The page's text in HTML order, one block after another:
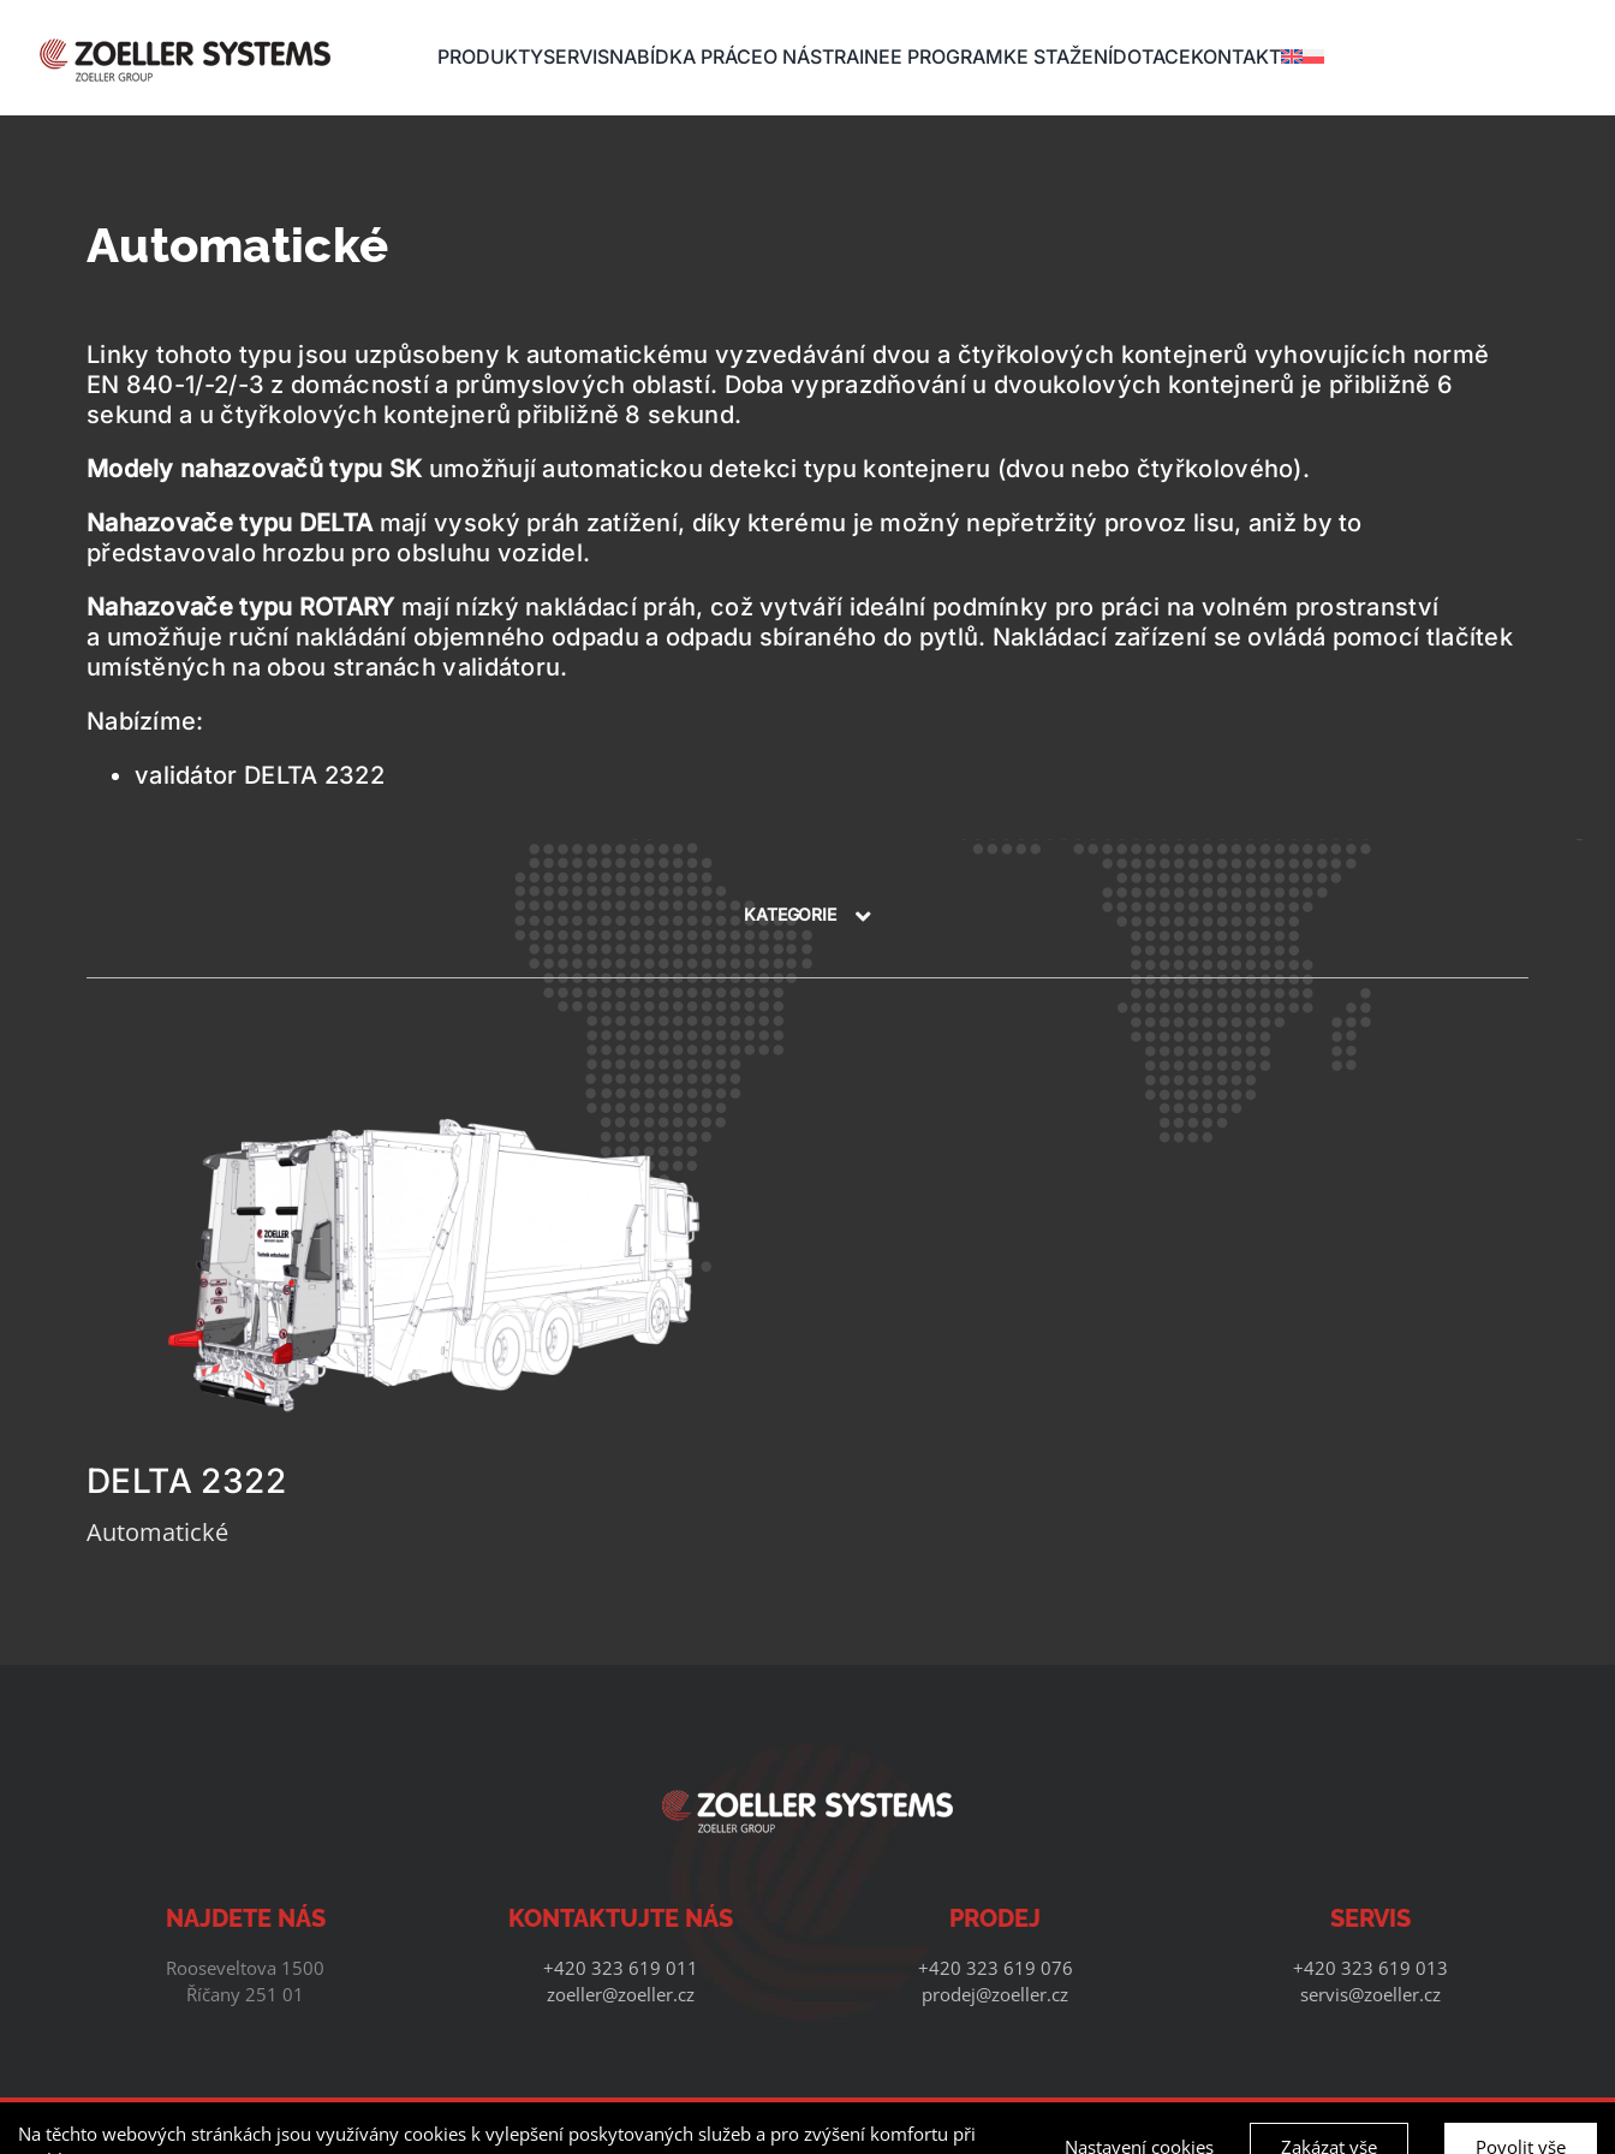
obsah
PRODUKTYSERVISNABÍDKA PRÁCEO NÁSTRAINEE PROGRAMKE STAŽENÍDOTACEKONTAKT
Automatické
Linky tohoto typu jsou uzpůsobeny k automatickému vyzvedávání dvou a čtyřkolových kontejnerů vyhovujících normě
EN 840-1/-2/-3 z domácností a průmyslových oblastí. Doba vyprazdňování u dvoukolových kontejnerů je přibližně 6
sekund a u čtyřkolových kontejnerů přibližně 8 sekund.
Modely nahazovačů typu SKumožňují automatickou detekci typu kontejneru (dvou nebo čtyřkolového).
Nahazovače typu DELTAmají vysoký práh zatížení, díky kterému je možný nepřetržitý provoz lisu, aniž by to
představovalo hrozbu pro obsluhu vozidel.
Nahazovače typu ROTARYmají nízký nakládací práh, což vytváří ideální podmínky pro práci na volném prostranství
a umožňuje ruční nakládání objemného odpadu a odpadu sbíraného do pytlů. Nakládací zařízení se ovládá pomocí tlačítek
umístěných na obou stranách validátoru.
Nabízíme:
validátor DELTA 2322
Popelářské vozy se zadním nakládáním
SYSTÉMY NAHAZOVAČŮ ZOELLER
Automatické
Manuální
Velkoobjemové
ZOELLER SPECIÁLNÍ NÁDSTAVBY
KATEGORIE
DELTA 2322
Automatické
NAJDETE NÁS
Rooseveltova 1500
Říčany 251 01
KONTAKTUJTE NÁS
+420 323 619 011
zoeller@zoeller.cz
PRODEJ
+420 323 619 076
prodej@zoeller.cz
SERVIS
+420 323 619 013
servis@zoeller.cz
© Copyright - Zoeller Systems s.r.o. | Vytvořila digitální agentura4WORKS Solutions
Na těchto webových stránkách jsou využívány cookies k vylepšení poskytovaných služeb a pro zvýšení komfortu při
Nastavení cookies Zakázat vše Povolit vše